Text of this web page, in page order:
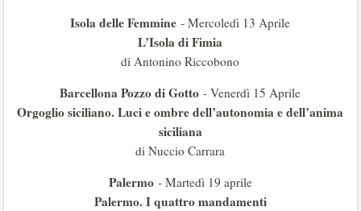
Isola delle Femmine - Mercoledì 13 Aprile
L’Isola di Fimia
di Antonino Riccobono
Barcellona Pozzo di Gotto - Venerdì 15 Aprile
Orgoglio siciliano. Luci e ombre dell’autonomia e dell’anima
siciliana
di Nuccio Carrara
Palermo- Martedì 19 aprile
Palermo. I quattro mandamenti